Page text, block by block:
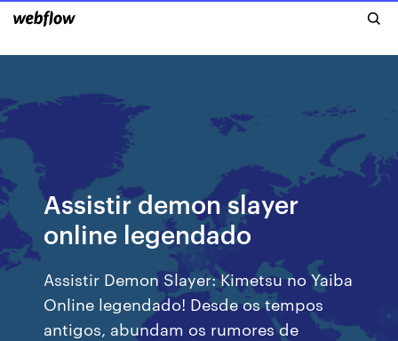
Assistir demon slayer
online legendado
Assistir Demon Slayer: Kimetsu no Yaiba
Online legendado! Desde os tempos
antigos, abundam os rumores de